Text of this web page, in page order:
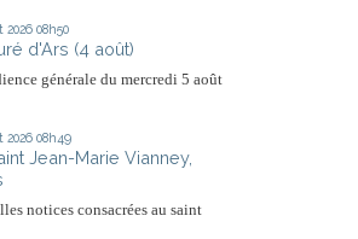
2026 08h50
d'Ars (4 août)
générale du mercredi 5 août
2026 08h49
Jean-Marie Vianney,
notices consacrées au saint